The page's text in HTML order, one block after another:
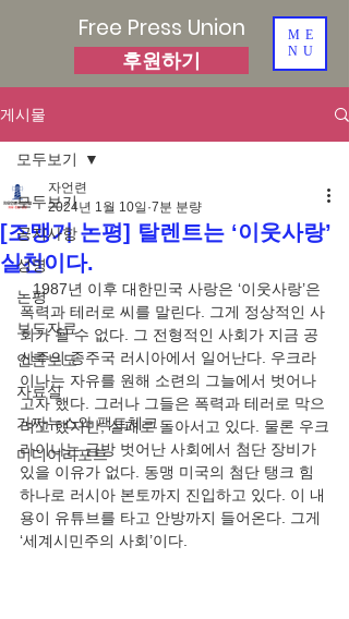
Free Press Union
후원하기
ME
NU
게시물
모두보기
공지사항
성명
논평
보도자료
언론보도
자료실
가짜뉴스와 팩트체크
미디어리포트
모두보기
[조맹기 논평] 탈렌트는 ‘이웃사랑’
실천이다.
자언련
2024년 1월 10일 7분 분량
   1987년 이후 대한민국 사랑은 ‘이웃사랑’은
폭력과 테러로 씨를 말린다. 그게 정상적인 사
회가 될 수 없다. 그 전형적인 사회가 지금 공
산주의 종주국 러시아에서 일어난다. 우크라
이나는 자유를 원해 소련의 그늘에서 벗어나
고자 했다. 그러나 그들은 폭력과 테러로 막으
려고 했지만, 실패로 돌아서고 있다. 물론 우크
라이나는 금방 벗어난 사회에서 첨단 장비가
있을 이유가 없다. 동맹 미국의 첨단 탱크 힘
하나로 러시아 본토까지 진입하고 있다. 이 내
용이 유튜브를 타고 안방까지 들어온다. 그게